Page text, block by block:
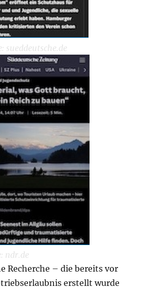
sueddeutsche.de
ndr.de
Recherche – die bereits vor
erstellt wurde